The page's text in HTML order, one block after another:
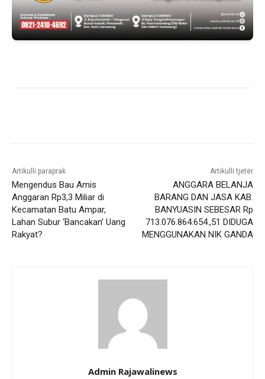
Artikulli paraprak
Mengendus Bau Amis
Anggaran Rp3,3 Miliar di
Kecamatan Batu Ampar,
Lahan Subur ‘Bancakan’ Uang
Rakyat?
Artikulli tjetër
ANGGARA BELANJA
BARANG DAN JASA KAB.
BANYUASIN SEBESAR Rp
713.076.864.654.,51 DIDUGA
MENGGUNAKAN NIK GANDA
Admin Rajawalinews